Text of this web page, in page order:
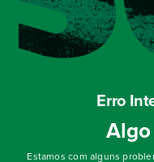
Erro
Estamos com alguns